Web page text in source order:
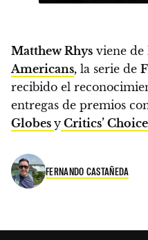
Matthew Rhys viene de
Americans, la serie de
recibido el
entregas de premios
Globes y Critics’
FERNANDO CASTAÑEDA